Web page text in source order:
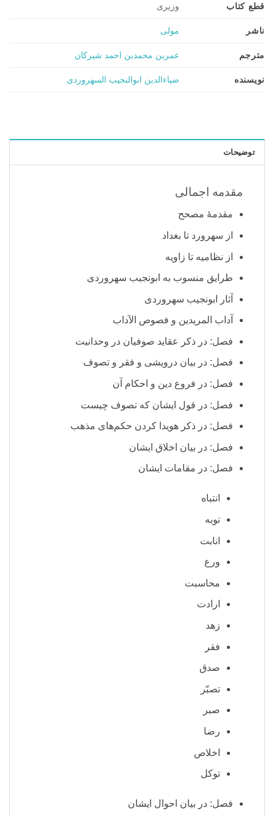
قطع کتاب وزیری
ناشر مولی
مترجم عمربن محمدبن احمد شیرکان
نویسنده ضیاء‌الدین ابوالنجیب السهروردی
توضیحات
مقدمه اجمالی
مقدمۀ مصحح
از سهرورد تا بغداد
از نظامیه تا زاویه
طرایق منسوب به ابونجیب سهروردی
آثار ابونجیب سهروردی
آداب المریدین و فصوص الآداب
فصل: در ذکر عقاید صوفیان در وحدانیت
فصل: در بیان درویشی و فقر و تصوف
فصل: در فروع دین و احکام آن
فصل: در قول ایشان که تصوف چیست
فصل: در ذکر هویدا کردن حکم‌های مذهب
فصل: در بیان اخلاق ایشان
فصل: در مقامات ایشان
انتباه
توبه
انابت
ورع
محاسبت
ارادت
زهد
فقر
صدق
تصبّر
صبر
رضا
اخلاص
توکل
فصل: در بیان احوال ایشان